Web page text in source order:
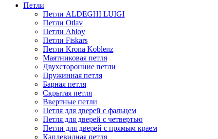
Петли
Петли ALDEGHI LUIGI
Петли Otlav
Петли Abloy
Петли Fiskars
Петли Krona Koblenz
Маятниковая петля
Двухсторонние петли
Пружинная петля
Барная петля
Скрытая петля
Ввертные петли
Петля для дверей с фальцем
Петля для дверей с четвертью
Петли для дверей с прямым краем
Каплевидная петля